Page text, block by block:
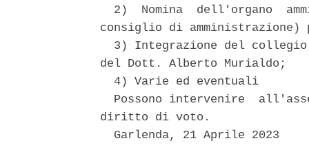
2)  Nomina  dell'organo
consiglio di
3) Integrazione del
del Dott. Alberto Murialdo;
  4) Varie ed eventuali
Possono intervenire
diritto di voto.
  Garlenda, 21 Aprile 2023